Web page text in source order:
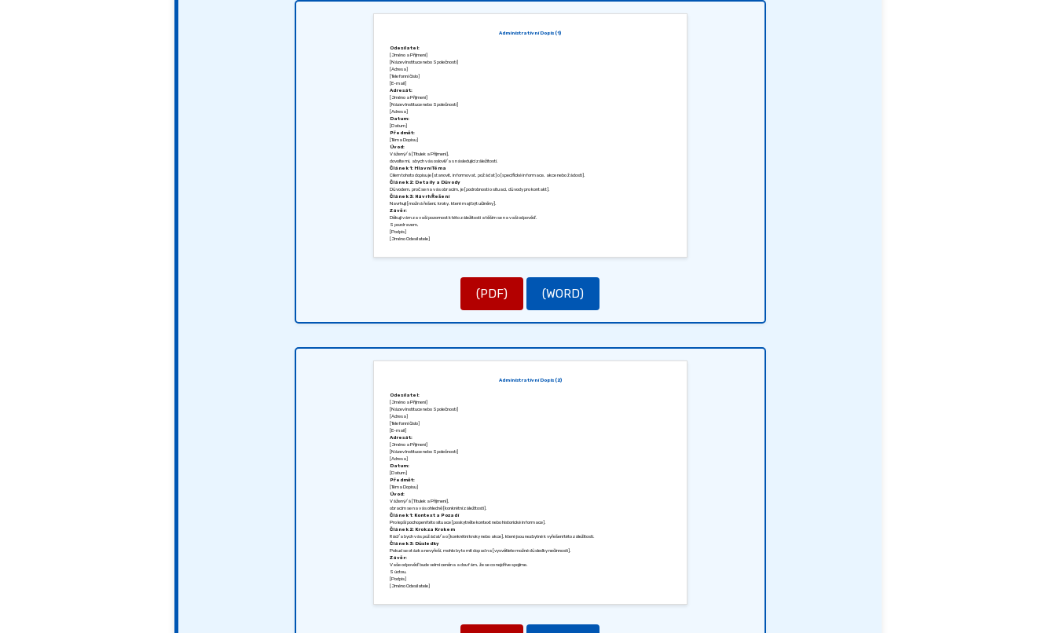
Administrativní Dopis (1)
Odesílatel:
[Jméno a Příjmení]
[Název Instituce nebo Společnosti]
[Adresa]
[Telefonní číslo]
[E-mail]
Adresát:
[Jméno a Příjmení]
[Název Instituce nebo Společnosti]
[Adresa]
Datum:
[Datum]
Předmět:
[Téma Dopisu]
Úvod:
Vážený/á [Titulek a Příjmení],
dovolte mi, abych vás oslovil/a s následující záležitostí.
Článek 1: Hlavní Téma
Cílem tohoto dopisu je [stanovit, informovat, požádat] o [specifické informace, akce nebo žádosti].
Článek 2: Detaily a Důvody
Důvodem, proč se na vás obracím, je [podrobnosti o situaci, důvody pro kontakt].
Článek 3: Návrh Řešení
Navrhuji [možná řešení, kroky, které mají být učiněny].
Závěr:
Děkuji vám za vaši pozornost k této záležitosti a těším se na vaši odpověď.
S pozdravem,
[Podpis]
[Jméno Odesílatele]
(PDF) (WORD)
Administrativní Dopis (2)
Odesílatel:
[Jméno a Příjmení]
[Název Instituce nebo Společnosti]
[Adresa]
[Telefonní číslo]
[E-mail]
Adresát:
[Jméno a Příjmení]
[Název Instituce nebo Společnosti]
[Adresa]
Datum:
[Datum]
Předmět:
[Téma Dopisu]
Úvod:
Vážený/á [Titulek a Příjmení],
obracím se na vás ohledně [konkrétní záležitosti].
Článek 1: Kontext a Pozadí
Pro lepší pochopení této situace [poskytněte kontext nebo historické informace].
Článek 2: Krok za Krokem
Rád/a bych vás požádal/a o [konkrétní kroky nebo akce], které jsou nezbytné k vyřešení této záležitosti.
Článek 3: Důsledky
Pokud se otázka nevyřeší, mohlo by to mít dopad na [vysvětlete možné důsledky nečinnosti].
Závěr:
Vaše odpověď bude velmi ceněna a doufám, že se co nejdříve spojíme.
S úctou,
[Podpis]
[Jméno Odesílatele]